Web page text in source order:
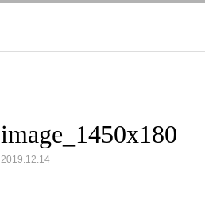
image_1450x180
2019.12.14